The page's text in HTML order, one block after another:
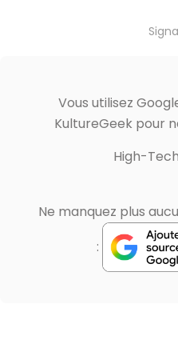
Vous utilisez
KultureGeek pour
High-
Ne manquez plus
: